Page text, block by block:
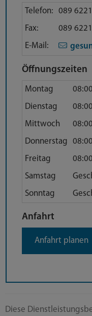
Direktkontakt
Telefon:
089
Fax:
089
E-Mail:
Öffnungszeiten
Montag
Dienstag
Mittwoch
Donnerstag
Freitag
Samstag
Sonntag
Anfahrt
Anfahrt
Anfahrt planen
Diese